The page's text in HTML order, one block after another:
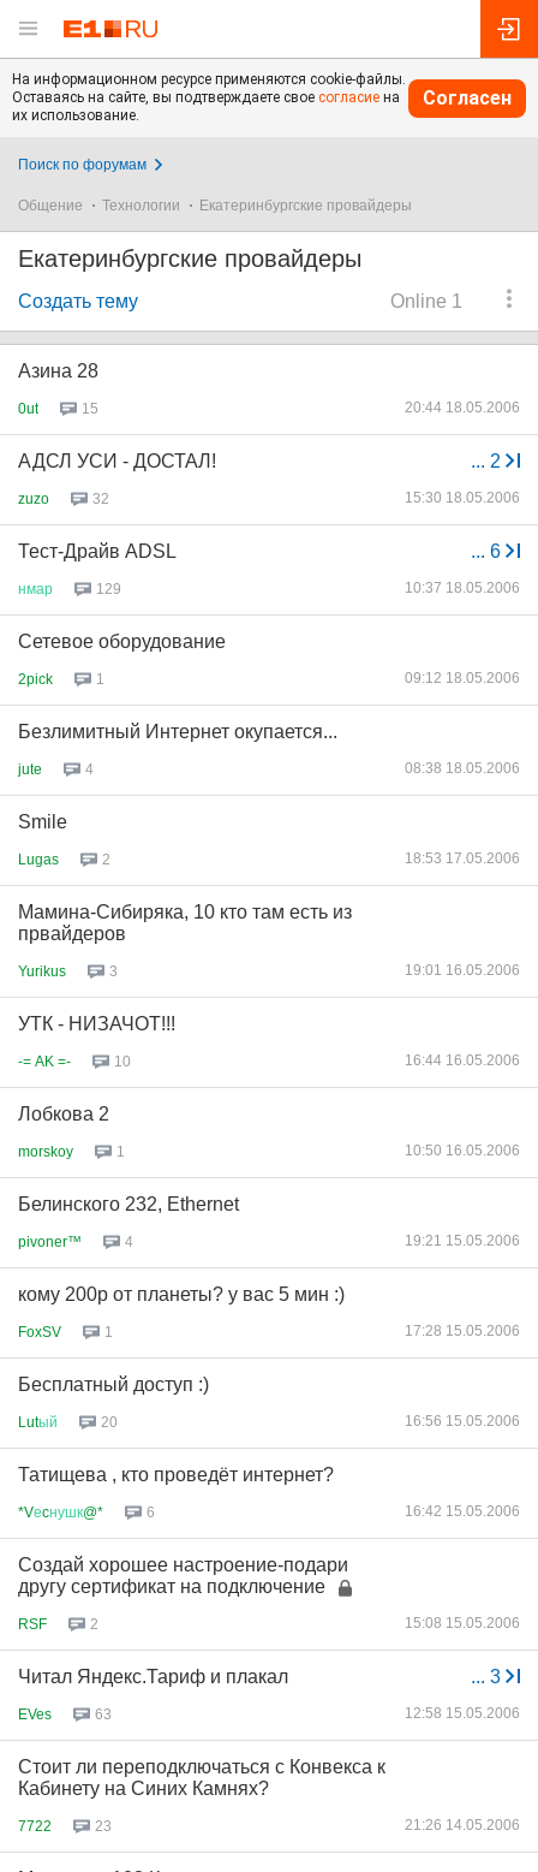
На информационном ресурсе применяются cookie-файлы.
Оставаясь на сайте, вы подтверждаете свое согласие на
их использование.
Согласен
Поиск по форумам
Общение Технологии Екатеринбургские провайдеры
Екатеринбургские провайдеры
Online 1
Создать тему
Азина 28
0ut 15 20:44 18.05.2006
... 2
АДСЛ УСИ - ДОСТАЛ!
zuzo 32 15:30 18.05.2006
... 6
Тест-Драйв АDSL
нмар 129 10:37 18.05.2006
Сетевое оборудование
2pick 1 09:12 18.05.2006
Безлимитный Интернет окупается...
jute 4 08:38 18.05.2006
Smile
Lugas 2 18:53 17.05.2006
Мамина-Сибиряка, 10 кто там есть из
првайдеров
Yurikus 3 19:01 16.05.2006
УТК - НИЗАЧОТ!!!
-= AK =- 10 16:44 16.05.2006
Лобкова 2
morskoy 1 10:50 16.05.2006
Белинского 232, Ethernet
pivoner™ 4 19:21 15.05.2006
кому 200р от планеты? у вас 5 мин :)
FoxSV 1 17:28 15.05.2006
Бесплатный доступ :)
Lutый 20 16:56 15.05.2006
Татищева , кто проведёт интернет?
*Vеcнушк@* 6 16:42 15.05.2006
Создай хорошее настроение-подари
другу сертификат на подключение
RSF 2 15:08 15.05.2006
... 3
Читал Яндекс.Тариф и плакал
EVes 63 12:58 15.05.2006
Стоит ли переподключаться с Конвекса к
Кабинету на Синих Камнях?
7722 23 21:26 14.05.2006